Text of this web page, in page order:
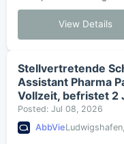
Einwaage von Roh-
Rohstoffbeschickung
View Details
Stellvertretende
Assistant Pharma
Vollzeit, befristet 2
Posted: Jul 08, 2026
AbbVie